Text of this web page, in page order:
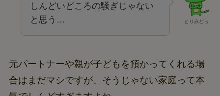
とりみどら
しんどいどころの騒ぎじゃない
と思う…
元パートナーや親が子どもを預かってくれる場
合はまだマシですが、そうじゃない家庭って本